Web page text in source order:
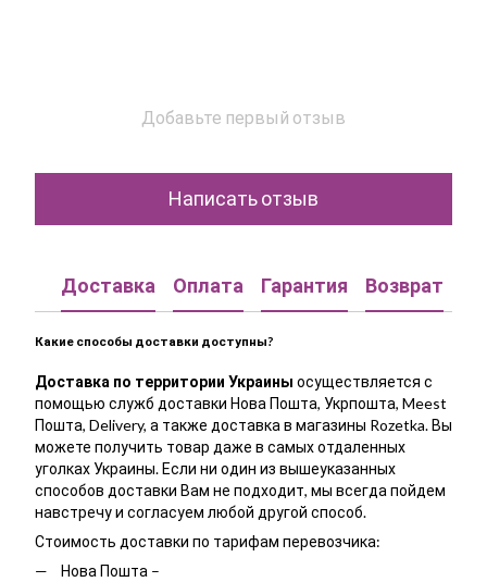
Добавьте первый отзыв
Написать отзыв
Доставка Оплата Гарантия Возврат
Какие способы доставки доступны?
Доставка по территории Украины осуществляется с
помощью служб доставки Нова Пошта, Укрпошта, Meest
Пошта, Delivery, а также доставка в магазины Rozetka. Вы
можете получить товар даже в самых отдаленных
уголках Украины. Если ни один из вышеуказанных
способов доставки Вам не подходит, мы всегда пойдем
навстречу и согласуем любой другой способ.
Стоимость доставки по тарифам перевозчика:
Нова Пошта –